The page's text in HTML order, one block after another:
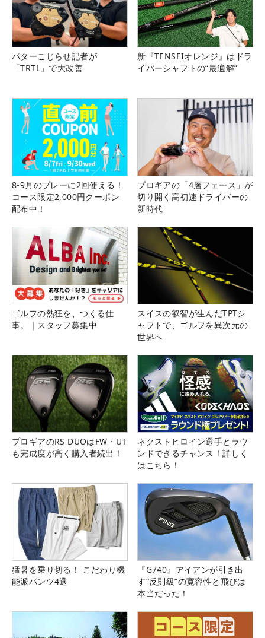
パターこじらせ記者が
「TRTL」で大改善
新『TENSEIオレンジ』はドラ
イバーシャフトの“最適解”
8-9月のプレーに2回使える！
コース限定2,000円クーポン
配布中！
プロギアの「4層フェース」が
切り開く高初速ドライバーの
新時代
ゴルフの熱狂を、つくる仕
事。｜スタッフ募集中
スイスの叡智が生んだTPTシ
ャフトで、ゴルフを異次元の
世界へ
プロギアのRS DUOはFW・UT
も完成度が高く購入者続出！
ネクストヒロイン選手とラウ
ンドできるチャンス！詳しく
はこちら！
猛暑を乗り切る！ こだわり機
能派パンツ4選
『G740』アイアンが引き出
す“反則級”の寛容性と飛びは
本当だった！